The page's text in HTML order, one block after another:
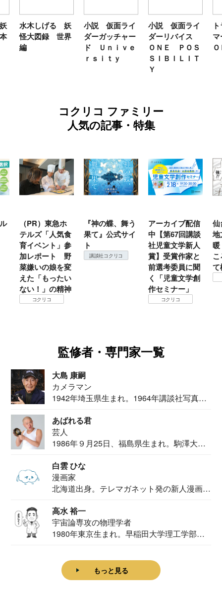
水木しげる 妖
怪大図録 世界
編
小説 仮面ライ
ダーガッチャー
ド Ｕｎｉｖｅ
ｒｓｉｔｙ
小説 仮面ライ
ダーリバイス
ＯＮＥ ＰＯＳ
ＳＩＢＩＬＩＴ
Ｙ
コクリコ ファミリー
人気の記事・特集
（PR）東急ホ
テルズ「人気食
育イベント」参
加レポート 野
菜嫌いの娘を変
えた「もったい
ない！」の精神
コクリコ
『神の蝶、舞う
果て』公式サイ
ト
講談社コクリコ
アーカイブ配信
中【第67回講談
社児童文学新人
賞】受賞作家と
前選考委員に聞
く「児童文学創
作セミナー」
コクリコ
仙
地
て
監修者・専門家一覧
大島 康嗣
カメラマン
1942年埼玉県生まれ。1964年講談社写真部
あばれる君
芸人
1986年９月25日、福島県生まれ。駒澤大学
白雲 ひな
漫画家
北海道出身。テレマガネット発の新人漫画
高水 裕一
宇宙論専攻の物理学者
1980年東京生まれ。早稲田大学理工学部物
もっと見る